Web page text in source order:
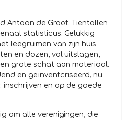
Antoon de Groot. Tientallen
statisticus. Gelukkig
leegruimen van zijn huis
en dozen, vol uitslagen,
grote schat aan materiaal.
en geïnventariseerd, nu
inschrijven en op de goede
om alle verenigingen, die